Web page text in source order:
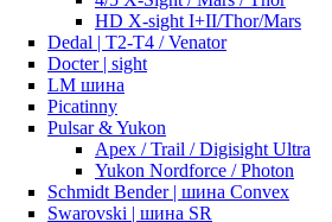
HD X-sight I+II/Thor/Mars
Dedal | T2-T4 / Venator
Docter | sight
LM шина
Picatinny
Pulsar & Yukon
Apex / Trail / Digisight Ultra
Yukon Nordforce / Photon
Schmidt Bender | шина Convex
Swarovski | шина SR